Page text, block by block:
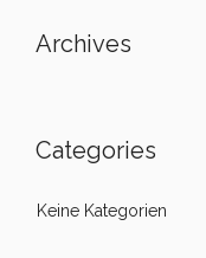
Archives
Categories
Keine Kategorien